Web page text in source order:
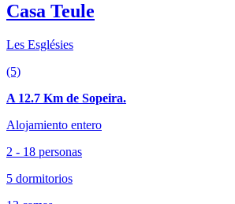
Casa Teule
Les Esglésies
(5)
A 12.7 Km de Sopeira.
Alojamiento entero
2 - 18 personas
5 dormitorios